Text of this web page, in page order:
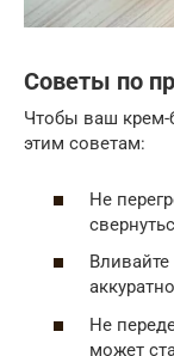
Советы по
Чтобы ваш крем-
этим советам:
Не
Не
может